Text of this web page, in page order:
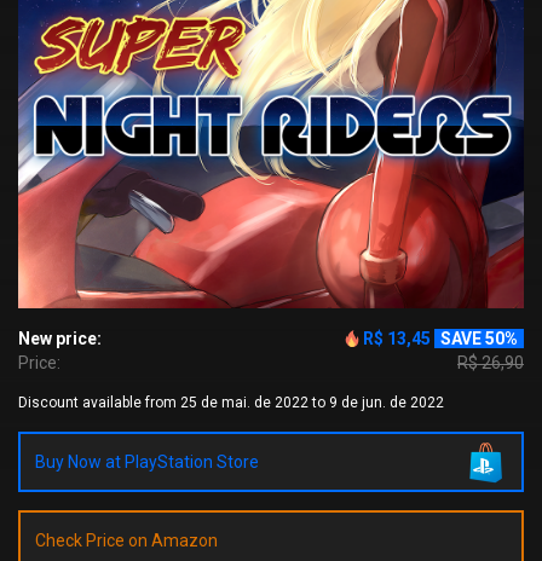
New price: R$ 13,45 SAVE 50%
Price:
R$ 26,90
Discount available from 25 de mai. de 2022 to 9 de jun. de 2022
Buy Now at PlayStation Store
Check Price on Amazon